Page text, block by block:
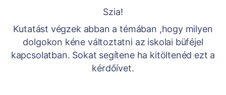
Szia!
Kutatást végzek abban a témában ,hogy milyen
dolgokon kéne változtatni az iskolai büféjel
kapcsolatban. Sokat segítene ha kitöltenéd ezt a
kérdőívet.